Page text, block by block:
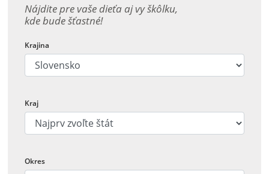
Nájdite pre vaše dieťa aj vy škôlku,
kde bude šťastné!
Krajina
Kraj
Okres